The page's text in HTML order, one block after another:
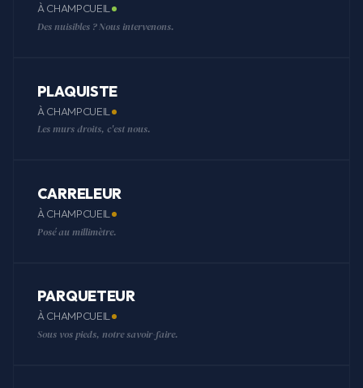
À CHAMPCUEIL
Des nuisibles ? Nous intervenons.
PLAQUISTE
À CHAMPCUEIL
Les murs droits, c'est nous.
CARRELEUR
À CHAMPCUEIL
Posé au millimètre.
PARQUETEUR
À CHAMPCUEIL
Sous vos pieds, notre savoir-faire.